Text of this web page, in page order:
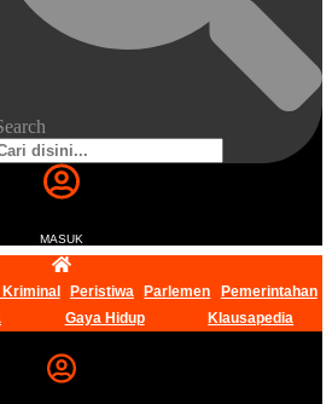
MASUK
Peristiwa Parlemen
Pemerintahan
Gaya Hidup Klausapedia